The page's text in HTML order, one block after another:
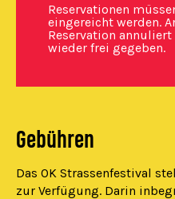
Reservationen
eingereicht werden.
Reservation
wieder frei gegeben.
Gebühren
Das OK Strassenfestival
zur Verfügung. Darin